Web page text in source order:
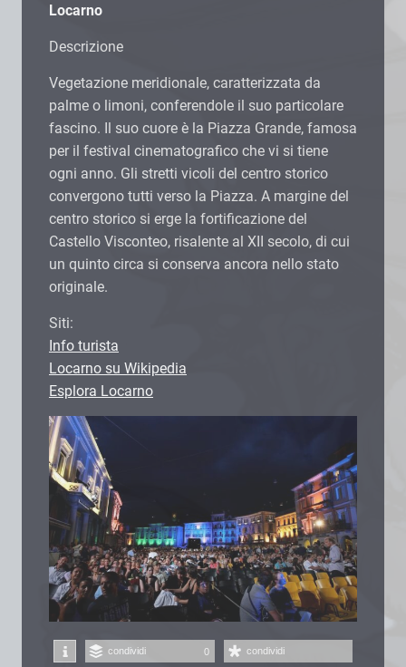
Locarno
Descrizione
Vegetazione meridionale, caratterizzata da
palme o limoni, conferendole il suo particolare
fascino. Il suo cuore è la Piazza Grande, famosa
per il festival cinematografico che vi si tiene
ogni anno. Gli stretti vicoli del centro storico
convergono tutti verso la Piazza. A margine del
centro storico si erge la fortificazione del
Castello Visconteo, risalente al XII secolo, di cui
un quinto circa si conserva ancora nello stato
originale.
Siti:
Info turista
Locarno su Wikipedia
Esplora Locarno
condividi 0 condividi